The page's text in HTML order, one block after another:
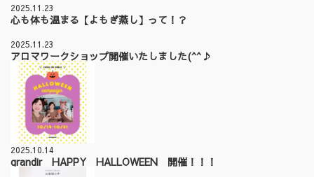
2025.11.23
心も体も温まる【よもぎ蒸し】って！？
2025.11.23
アロマワークショップ開催いたしました(^^♪
2025.10.14
grandir HAPPY HALLOWEEN 開催！！！